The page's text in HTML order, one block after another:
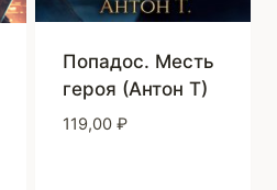
Попадос. Месть
героя (Антон Т)
119,00 ₽